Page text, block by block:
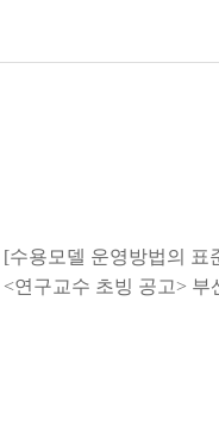
[수용모델 운영방법의 표
<연구교수 초빙 공고>